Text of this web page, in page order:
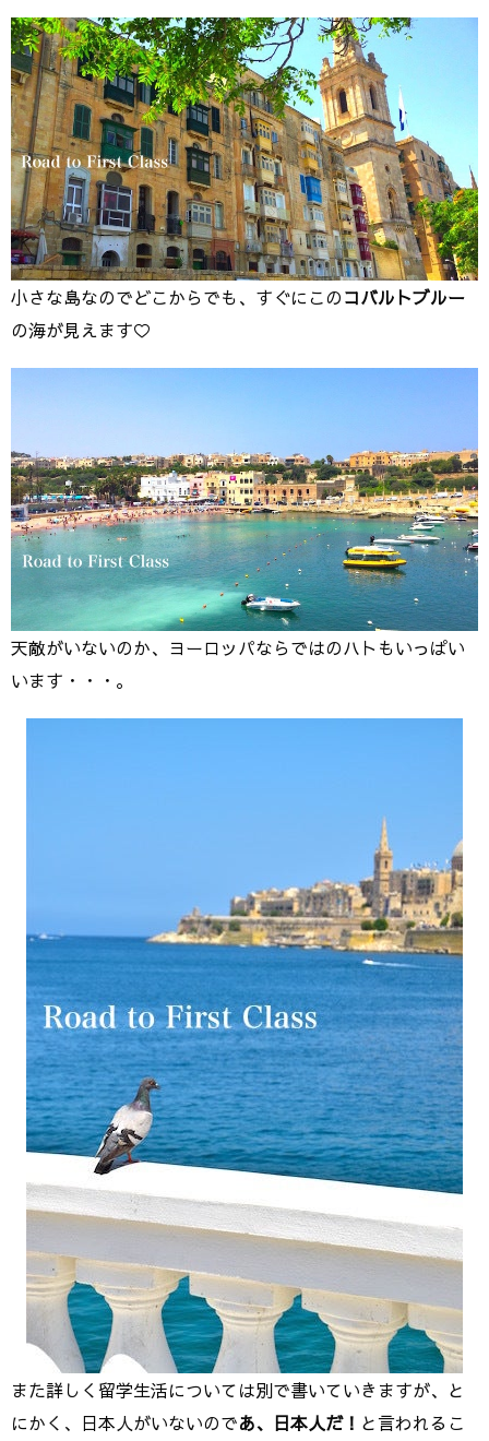
小さな島なのでどこからでも、すぐにこのコバルトブルー
の海が見えます♡
天敵がいないのか、ヨーロッパならではのハトもいっぱい
います・・・。
また詳しく留学生活については別で書いていきますが、と
にかく、日本人がいないのであ、日本人だ！ と言われるこ